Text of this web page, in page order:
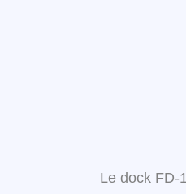
Le dock FD-